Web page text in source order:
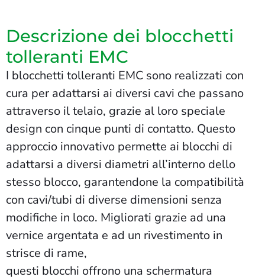
Descrizione dei blocchetti
tolleranti EMC
I blocchetti tolleranti EMC sono realizzati con
cura per adattarsi ai diversi cavi che passano
attraverso il telaio, grazie al loro speciale
design con cinque punti di contatto. Questo
approccio innovativo permette ai blocchi di
adattarsi a diversi diametri all’interno dello
stesso blocco, garantendone la compatibilità
con cavi/tubi di diverse dimensioni senza
modifiche in loco. Migliorati grazie ad una
vernice argentata e ad un rivestimento in
strisce di rame,
questi blocchi offrono una schermatura